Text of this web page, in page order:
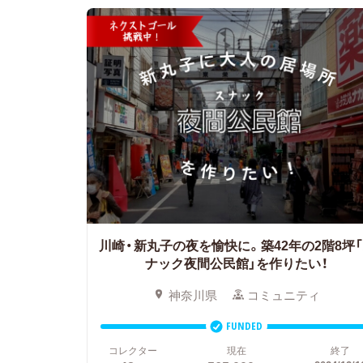
川崎・新丸子の夜を愉快に。築42年の2階8坪
ナック夜間公民館」を作りたい！
神奈川県 コミュニティ
FUNDED
コレクター
現在 終了